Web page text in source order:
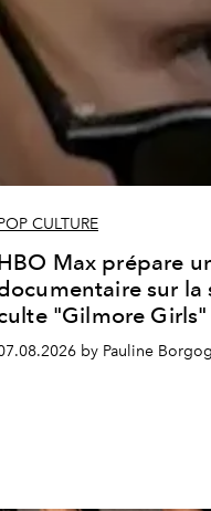
CULTURE
Max prépare
sur la
"Gilmore Girls"
by Pauline